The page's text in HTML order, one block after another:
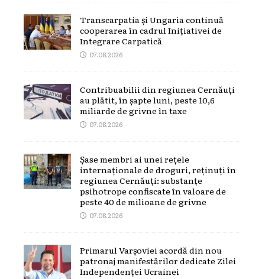
Transcarpatia și Ungaria continuă
cooperarea în cadrul Inițiativei de
Integrare Carpatică
07.08.2026
Contribuabilii din regiunea Cernăuți
au plătit, în șapte luni, peste 10,6
miliarde de grivne în taxe
07.08.2026
Șase membri ai unei rețele
internaționale de droguri, reținuți în
regiunea Cernăuți: substanțe
psihotrope confiscate în valoare de
peste 40 de milioane de grivne
07.08.2026
Primarul Varșoviei acordă din nou
patronaj manifestărilor dedicate Zilei
Independenței Ucrainei